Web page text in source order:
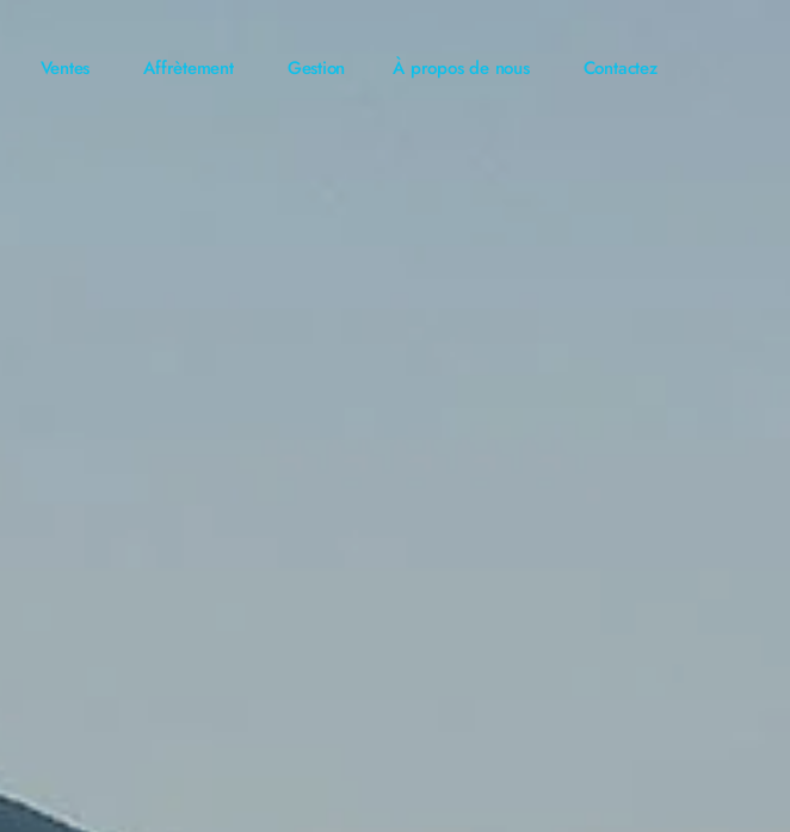
Ventes Affrètement Gestion À propos de nous Contactez